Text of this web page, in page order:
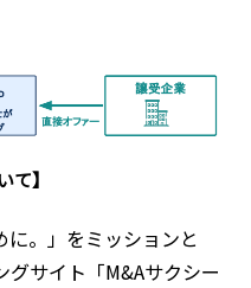
て】
に。」をミッションと
グサイト「M&Aサクシー